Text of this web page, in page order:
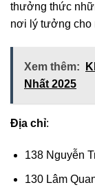
thưởng thức
nơi lý tưởng cho
Xem thêm:
Nhất 2025
Địa chỉ:
138 Nguyễn
130 Lâm